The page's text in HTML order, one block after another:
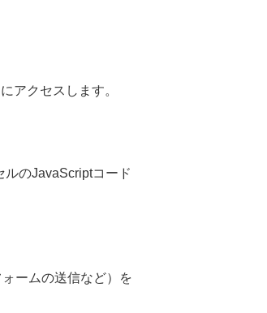
アクセスします。
のJavaScriptコード
ームの送信など）を